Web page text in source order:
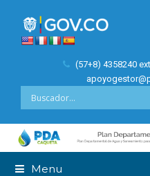
(57+8) 4358240
Menu